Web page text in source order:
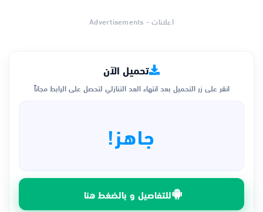
اعلانات - Advertisements
تحميل الآن
انقر على زر التحميل بعد انتهاء العد التنازلي لتحصل على الرابط مجاناً
جاهز!
للتفاصيل و بالضغط هنا